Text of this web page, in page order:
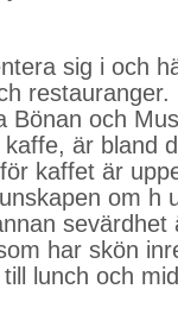
sig i och
restauranger.
Bönan och
är bland
kaffet är
om h
sevärdhet
har skön
lunch och